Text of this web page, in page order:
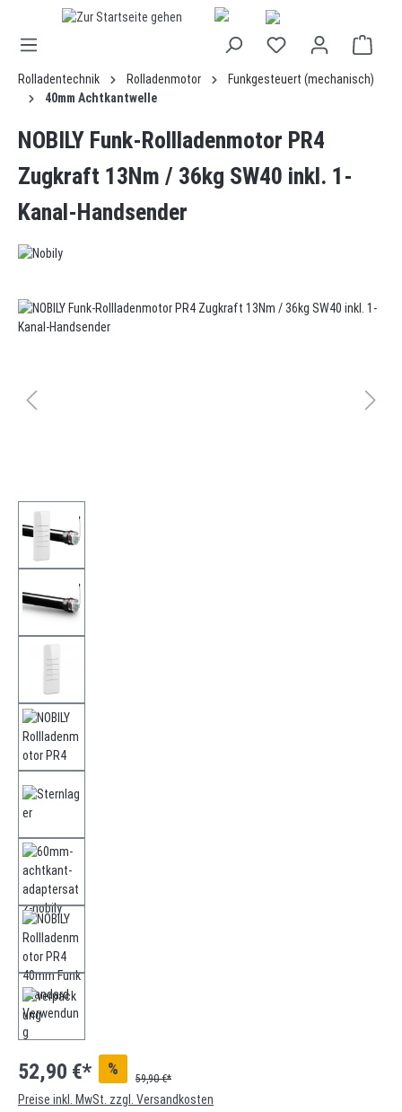
springen
Rolladentechnik Rolladenmotor
Funkgesteuert (mechanisch)
40mm Achtkantwelle
NOBILY Funk-Rollladenmotor PR4
Zugkraft 13Nm / 36kg SW40 inkl. 1-
Kanal-Handsender
Bildergalerie überspringen
52,90 €* %
59,90 €*
Preise inkl. MwSt. zzgl. Versandkosten